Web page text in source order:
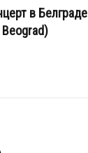
в Белграде